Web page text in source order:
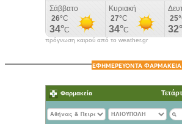
πρόγνωση καιρού από το weather.gr
ΕΦΗΜΕΡΕΥΟΝΤΑ ΦΑΡΜΑΚΕΙΑ